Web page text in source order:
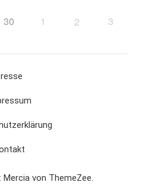
30 1 2 3
von ThemeZee.